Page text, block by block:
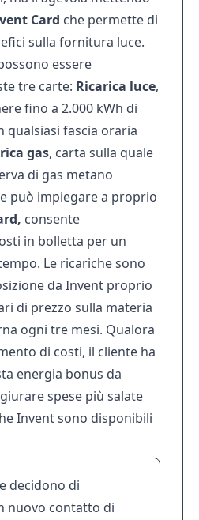
Card che permette di
sulla fornitura luce.
essere
tre carte: Ricarica luce,
fino a 2.000 kWh di
qualsiasi fascia oraria
gas, carta sulla quale
di gas metano
può impiegare a proprio
consente
in bolletta per un
Le ricariche sono
da Invent proprio
di prezzo sulla materia
ogni tre mesi. Qualora
di costi, il cliente ha
energia bonus da
spese più salate
Invent sono disponibili
decidono di
nuovo contatto di